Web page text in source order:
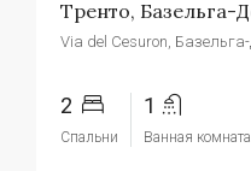
2
Спальни
1
Ванная комната